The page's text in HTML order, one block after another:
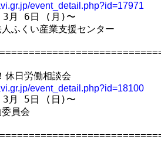
event_detail.php?id=17971
月 6日 (月)〜
ふくい産業支援センター
休日労働相談会
event_detail.php?id=18100
月 5日 (日)〜
員会